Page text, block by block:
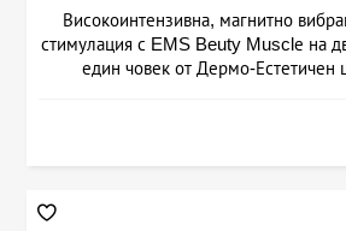
Високоинтензивна, магнитно
стимулация с EMS Beuty Musclе на
един човек от Дермо-Естетичен